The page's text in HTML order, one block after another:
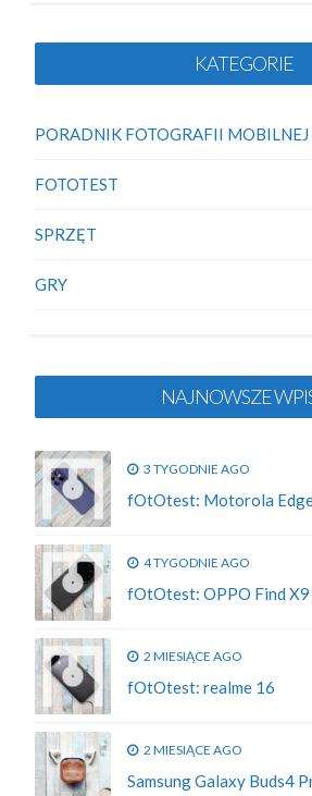
KATEGORIE
PORADNIK FOTOGRAFII MOBILNEJ
FOTOTEST
SPRZĘT
GRY
NAJNOWSZE
3 TYGODNIE AGO
fOtOtest: Motorola
4 TYGODNIE AGO
fOtOtest: OPPO Find
2 MIESIĄCE AGO
fOtOtest: realme 16
2 MIESIĄCE AGO
Samsung Galaxy Buds4